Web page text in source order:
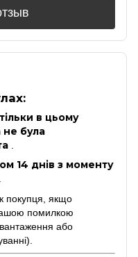
тільки в цьому
не була
14 днів з моменту
.
покупця, якщо
помилкою
або